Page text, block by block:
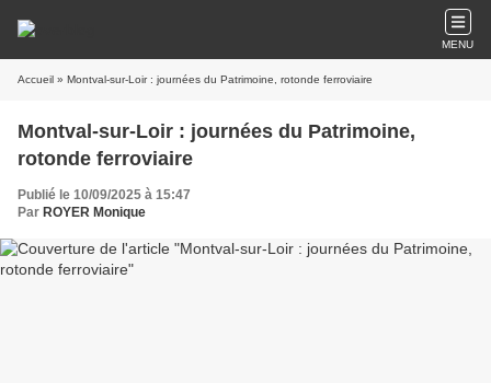
MENU
Accueil » Montval-sur-Loir : journées du Patrimoine, rotonde ferroviaire
Montval-sur-Loir : journées du Patrimoine,
rotonde ferroviaire
Publié le 10/09/2025 à 15:47
Par ROYER Monique